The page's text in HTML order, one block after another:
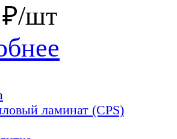
₽/шт
ламинат (CPS)